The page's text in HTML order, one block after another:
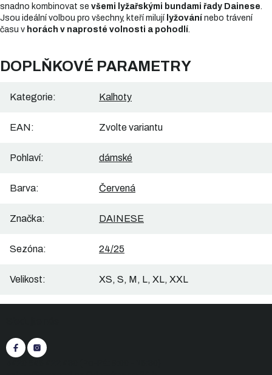
snadno kombinovat se všemi lyžařskými bundami řady Dainese
Jsou ideální volbou pro všechny, kteří milují lyžování nebo trávení
času v horách v naprosté volnosti a pohodlí
DOPLŇKOVÉ PARAMETRY
Kategorie: Kalhoty
EAN: Zvolte variantu
Pohlaví: dámské
Barva: Červená
Značka: DAINESE
Sezóna: 24/25
Velikost: XS, S, M, L, XL, XXL
a